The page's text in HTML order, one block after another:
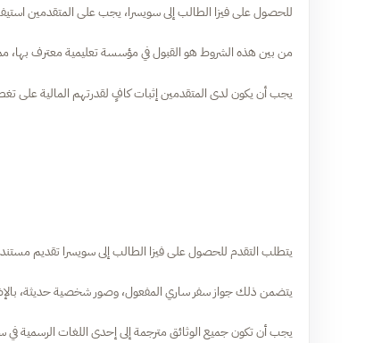
للحصول على فيزا الطالب إلى سويسرا، يجب على المتقدمين
من بين هذه الشروط هو القبول في مؤسسة تعليمية معترف بها،
يجب أن يكون لدى المتقدمين إثبات كافٍ لقدرتهم المالية على
يتطلب التقدم للحصول على فيزا الطالب إلى سويسرا تقديم
يتضمن ذلك جواز سفر ساري المفعول، وصور شخصية حديثة،
يجب أن تكون جميع الوثائق مترجمة إلى إحدى اللغات الرسمية